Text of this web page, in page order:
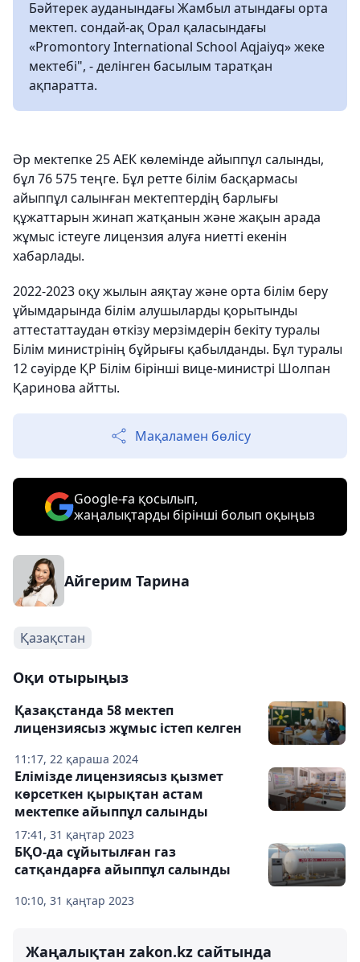
Бәйтерек ауданындағы Жамбыл атындағы орта
мектеп. сондай-ақ Орал қаласындағы
«Promontory International School Aqjaiyq» жеке
мектебі", - делінген басылым таратқан
ақпаратта.
Әр мектепке 25 АЕК көлемінде айыппұл салынды,
бұл 76 575 теңге. Бұл ретте білім басқармасы
айыппұл салынған мектептердің барлығы
құжаттарын жинап жатқанын және жақын арада
жұмыс істеуге лицензия алуға ниетті екенін
хабарлады.
2022-2023 оқу жылын аяқтау және орта білім беру
ұйымдарында білім алушыларды қорытынды
аттестаттаудан өткізу мерзімдерін бекіту туралы
Білім министрінің бұйрығы қабылданды. Бұл туралы
12 сәуірде ҚР Білім бірінші вице-министрі Шолпан
Қаринова айтты.
Мақаламен бөлісу
Google-ға қосылып,
жаңалықтарды бірінші болып оқыңыз
Айгерим Тарина
Қазақстан
Оқи отырыңыз
11:17, 22 қараша 2024
Қазақстанда 58 мектеп
лицензиясыз жұмыс істеп келген
17:41, 31 қаңтар 2023
Елімізде лицензиясыз қызмет
көрсеткен қырықтан астам
мектепке айыппұл салынды
10:10, 31 қаңтар 2023
БҚО-да сұйытылған газ
сатқандарға айыппұл салынды
Жаңалықтан zakon.kz сайтында